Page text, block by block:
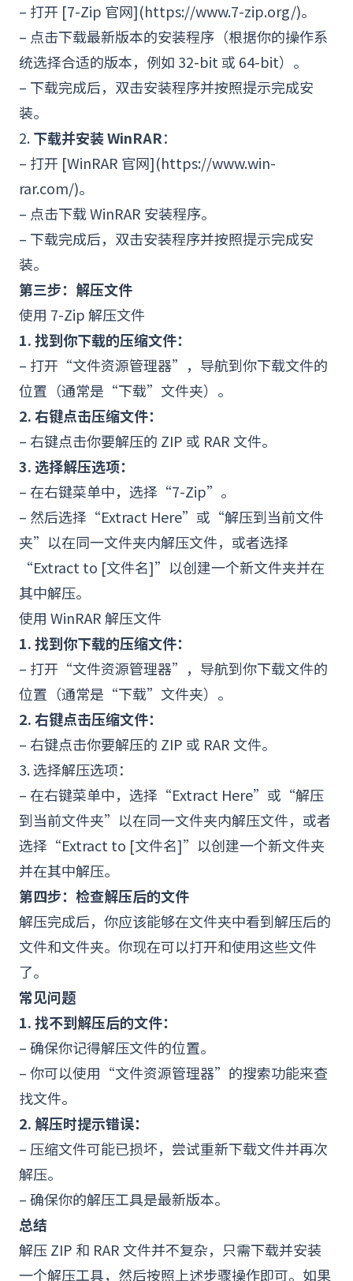
– 打开 [7-Zip 官网](https://www.7-zip.org/)。
– 点击下载最新版本的安装程序（根据你的操作系
统选择合适的版本，例如 32-bit 或 64-bit）。
– 下载完成后，双击安装程序并按照提示完成安
装。
2.下载并安装 WinRAR：
– 打开 [WinRAR 官网](https://www.win-
rar.com/)。
– 点击下载 WinRAR 安装程序。
– 下载完成后，双击安装程序并按照提示完成安
装。
第三步：解压文件
使用 7-Zip 解压文件
1. 找到你下载的压缩文件：
– 打开“文件资源管理器”，导航到你下载文件的
位置（通常是“下载”文件夹）。
2. 右键点击压缩文件：
– 右键点击你要解压的 ZIP 或 RAR 文件。
3. 选择解压选项：
– 在右键菜单中，选择“7-Zip”。
– 然后选择“Extract Here”或“解压到当前文件
夹”以在同一文件夹内解压文件，或者选择
“Extract to [文件名]”以创建一个新文件夹并在
其中解压。
使用 WinRAR 解压文件
1. 找到你下载的压缩文件：
– 打开“文件资源管理器”，导航到你下载文件的
位置（通常是“下载”文件夹）。
2. 右键点击压缩文件：
– 右键点击你要解压的 ZIP 或 RAR 文件。
3. 选择解压选项：
– 在右键菜单中，选择“Extract Here”或“解压
到当前文件夹”以在同一文件夹内解压文件，或者
选择“Extract to [文件名]”以创建一个新文件夹
并在其中解压。
第四步：检查解压后的文件
解压完成后，你应该能够在文件夹中看到解压后的
文件和文件夹。你现在可以打开和使用这些文件
了。
常见问题
1. 找不到解压后的文件：
– 确保你记得解压文件的位置。
– 你可以使用“文件资源管理器”的搜索功能来查
找文件。
2. 解压时提示错误：
– 压缩文件可能已损坏，尝试重新下载文件并再次
解压。
– 确保你的解压工具是最新版本。
总结
解压 ZIP 和 RAR 文件并不复杂，只需下载并安装
一个解压工具，然后按照上述步骤操作即可。如果